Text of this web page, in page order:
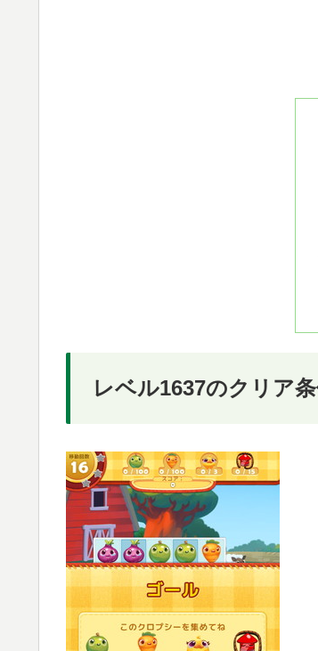
レベル1637のクリア